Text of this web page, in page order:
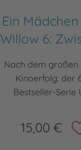
Ein
Willow 6:
Nach dem
Kinoerfolg: der
Bestseller-Serie
15,00 €